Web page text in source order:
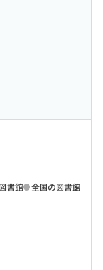
書館 全国の図書館